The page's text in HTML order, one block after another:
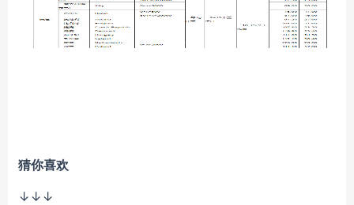
猜你喜欢
↓↓↓